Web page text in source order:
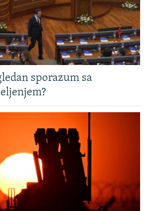
sporazum sa